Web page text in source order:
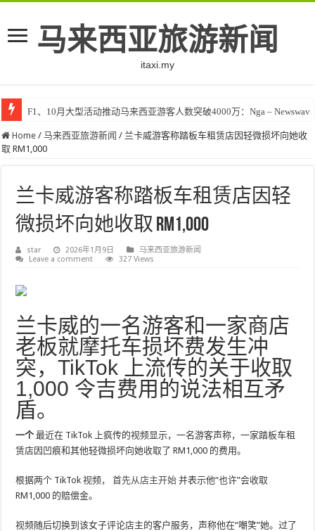
马来西亚旅游新闻
itaxi.my
F1、10月大型活动推动马来西亚游客人数突破4000万：Nga – Newswav
Home / 马来西亚旅游新闻 / 兰卡威游客称踏板车租赁店因轻微损坏向她收
取 RM1,000
兰卡威游客称踏板车租赁店因轻
微损坏向她收取 RM1,000
star 2026年1月9日
马来西亚旅游新闻
Leave a comment
327 Views
兰卡威的一名游客和一家商店
老板就摩托车损坏费发生冲
突，TikTok 上流传的关于收取
1,000 令吉费用的说法相互矛
盾。
一个 最近在 TikTok 上疯传的视频显示，一名游客声称，一家踏板车租
赁店因凹痕和其他轻微损坏向她收取了 RM1,000 的费用。
根据两个 TikTok 视频，首先从店主开始 并表示他“也许”会收取
RM1,000 的赔偿金。
视频随后切换到该女子评论店主的客户服务，声称他在“嘲笑”她。过了